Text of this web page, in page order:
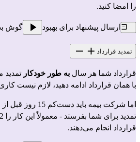
را امضا کنید.
ارسال پیشنهاد برای بهبود گوش
تمدید قرارداد
قرارداد شما هر سال به طور خودکار
با همان قرارداد ادامه دهید، لازم نیست
قرارداد انجام می‌دهند.